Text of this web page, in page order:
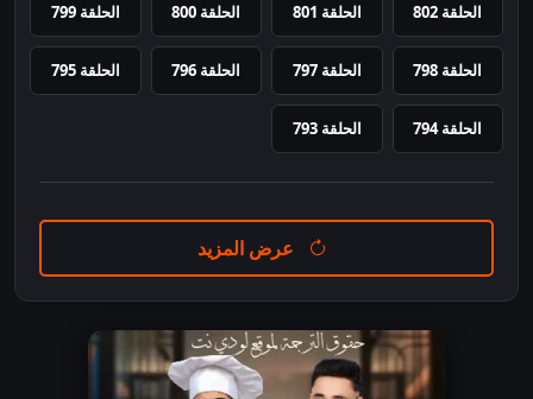
الحلقة 802 الحلقة 801 الحلقة 800 الحلقة 799
الحلقة 798 الحلقة 797 الحلقة 796 الحلقة 795
الحلقة 794 الحلقة 793
عرض المزيد